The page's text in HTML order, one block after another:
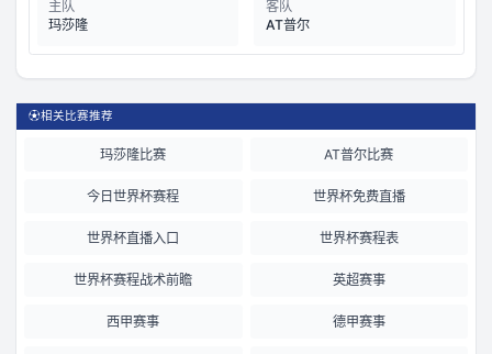
主队
玛莎隆
客队
AT普尔
⚽相关比赛推荐
玛莎隆比赛 AT普尔比赛
今日世界杯赛程 世界杯免费直播
世界杯直播入口 世界杯赛程表
世界杯赛程战术前瞻 英超赛事
西甲赛事 德甲赛事